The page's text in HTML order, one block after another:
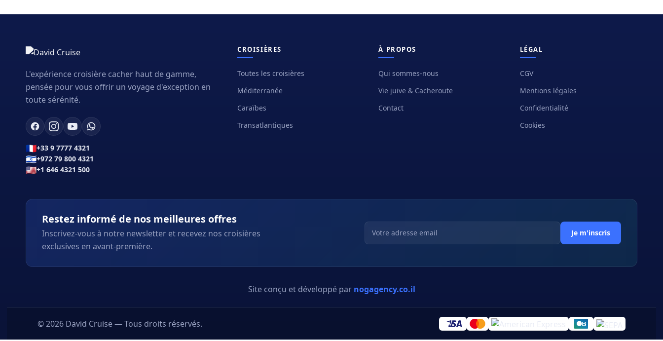
L'expérience croisière cacher haut de gamme,
pensée pour vous offrir un voyage d'exception en
toute sérénité.
🇫🇷+33 9 7777 4321
🇮🇱+972 79 800 4321
🇺🇸+1 646 4321 500
CROISIÈRES
Toutes les croisières
Méditerranée
Caraïbes
Transatlantiques
À PROPOS
Qui sommes-nous
Vie juive & Cacheroute
Contact
LÉGAL
CGV
Mentions légales
Confidentialité
Cookies
Restez informé de nos meilleures offres
Inscrivez-vous à notre newsletter et recevez nos croisières
exclusives en avant-première.
Je m'inscris
Site conçu et développé par nogagency.co.il
© 2026 David Cruise — Tous droits réservés.